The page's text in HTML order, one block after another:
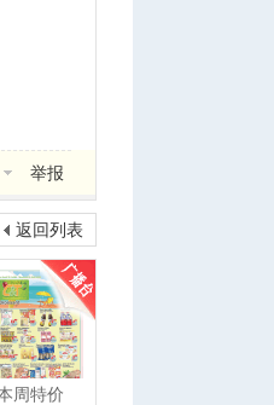
举报
返回列表
周特价